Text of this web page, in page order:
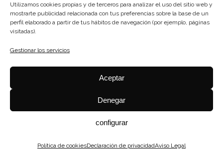
Utilizamos cookies propias y de terceros para analizar el uso del sitio web y
mostrarte publicidad relacionada con tus preferencias sobre la base de un
perfil elaborado a partir de tus hábitos de navegación (por ejemplo, páginas
visitadas).
Gestionar los servicios
Aceptar
Denegar
configurar
Política de cookiesDeclaración de privacidadAviso Legal
Tesorero
JJ Palomo
Vocal